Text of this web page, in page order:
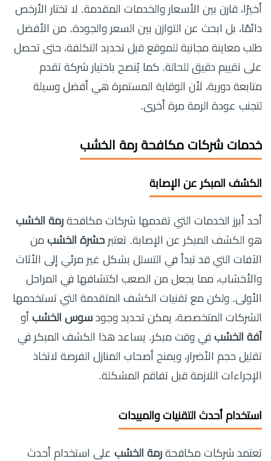
أخيرًا، قارن بين الأسعار والخدمات المقدمة. لا تختار الأرخص
دائمًا، بل ابحث عن التوازن بين السعر والجودة. من الأفضل
طلب معاينة مجانية للموقع قبل تحديد التكلفة، حتى تحصل
على تقييم دقيق للحالة. كما يُنصح باختيار شركة تقدم
متابعة دورية، لأن الوقاية المستمرة هي أفضل وسيلة
لتجنب عودة الرمة مرة أخرى.
خدمات شركات مكافحة رمة الخشب
الكشف المبكر عن الإصابة
أحد أبرز الخدمات التي تقدمها شركات مكافحة رمة الخشب
هو الكشف المبكر عن الإصابة. تعتبر حشرة الخشب من
الآفات التي قد تبدأ في التسلل بشكل غير مرئي إلى الأثاث
والأخشاب، مما يجعل من الصعب اكتشافها في المراحل
الأولى. ولكن مع تقنيات الكشف المتقدمة التي تستخدمها
الشركات المتخصصة، يمكن تحديد وجود سوس الخشب أو
آفة الخشب في وقت مبكر. يساعد هذا الكشف المبكر في
تقليل حجم الأضرار، ويمنح أصحاب المنازل الفرصة لاتخاذ
الإجراءات اللازمة قبل تفاقم المشكلة.
استخدام أحدث التقنيات والمبيدات
تعتمد شركات مكافحة رمة الخشب على استخدام أحدث